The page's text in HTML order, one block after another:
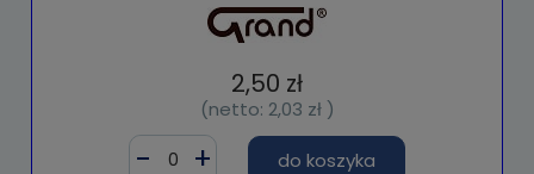
2,50 zł
(netto: 2,03 zł)
do koszyka